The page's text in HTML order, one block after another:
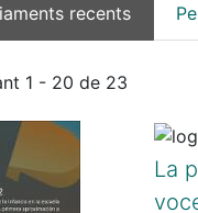
recents
recents
1 - 20 de 23
La